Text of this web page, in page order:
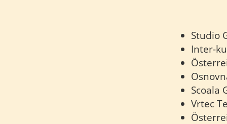
Studio
Inter-
Scoala
Vrtec